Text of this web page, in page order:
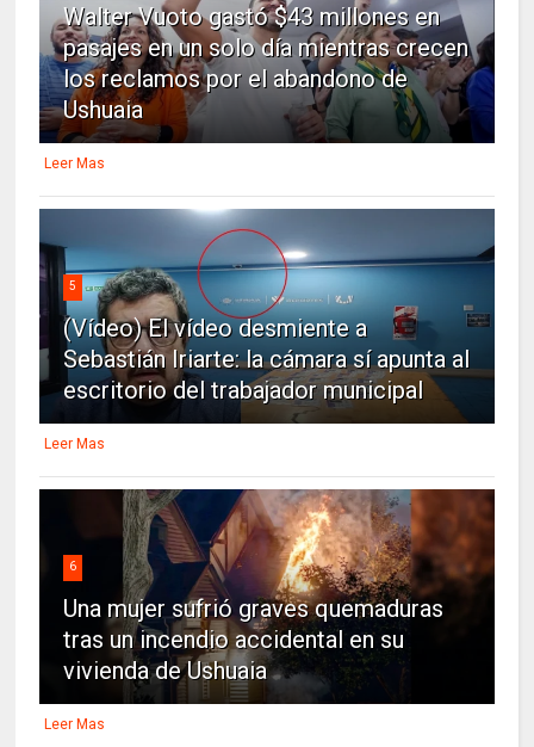
Walter Vuoto gastó $43 millones en
pasajes en un solo día mientras crecen
los reclamos por el abandono de
Ushuaia
Leer Mas
5
(Vídeo) El vídeo desmiente a
Sebastián Iriarte: la cámara sí apunta al
escritorio del trabajador municipal
Leer Mas
6
Una mujer sufrió graves quemaduras
tras un incendio accidental en su
vivienda de Ushuaia
Leer Mas